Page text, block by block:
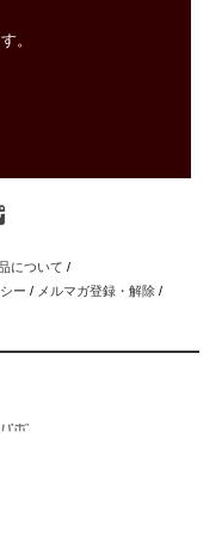
。
について /
ー / メルマガ登録・解除 /